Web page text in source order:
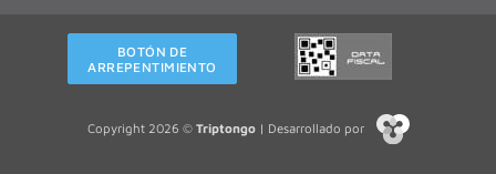
BOTÓN DE
ARREPENTIMIENTO
Copyright 2026 © Triptongo| Desarrollado por